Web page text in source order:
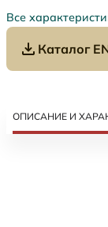
Все
Каталог
ОПИСАНИЕ И